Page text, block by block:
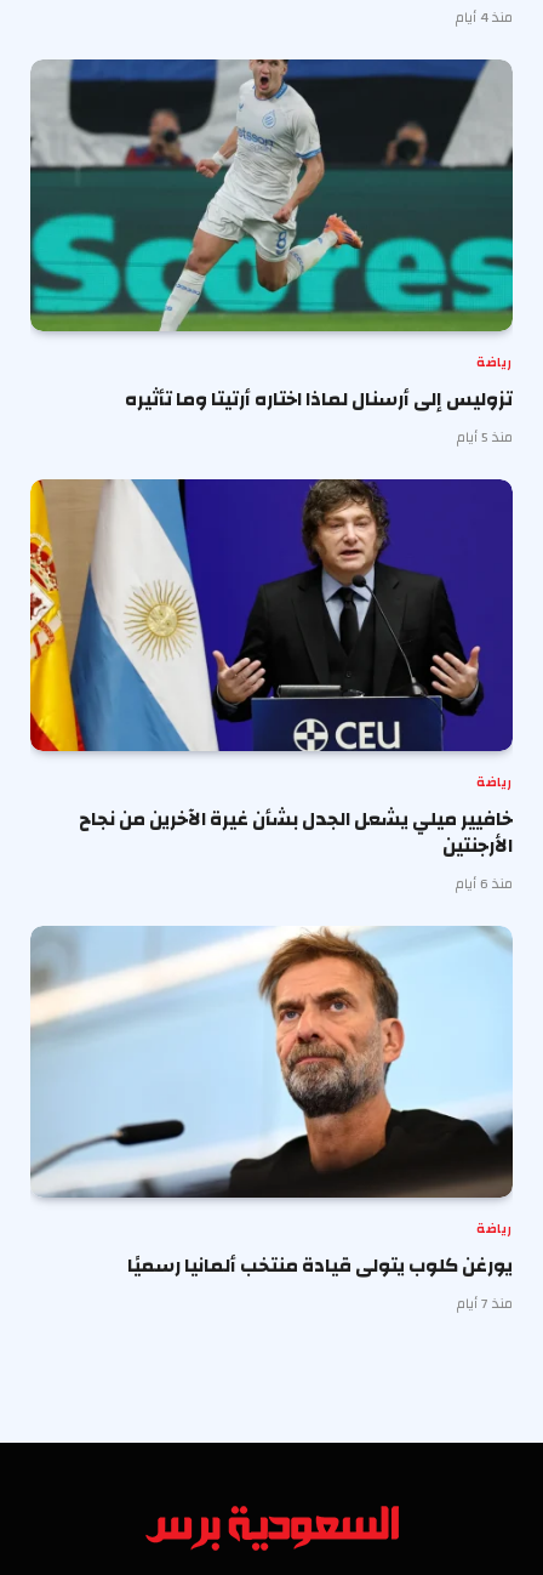
منذ 4 أيام
رياضة
تزوليس إلى أرسنال لماذا اختاره أرتيتا وما تأثيره
منذ 5 أيام
رياضة
خافيير ميلي يشعل الجدل بشأن غيرة الآخرين من نجاح
الأرجنتين
منذ 6 أيام
رياضة
يورغن كلوب يتولى قيادة منتخب ألمانيا رسميًا
منذ 7 أيام